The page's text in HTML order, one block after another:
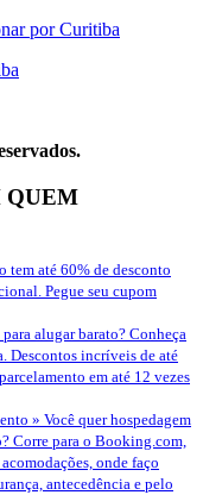
por Curitiba
QUEM
tem até 60% de desconto
Pegue seu cupom
alugar barato? Conheça
Descontos incríveis de até
em até 12 vezes
» Você quer hospedagem
Corre para o Booking.com,
onde faço
antecedência e pelo